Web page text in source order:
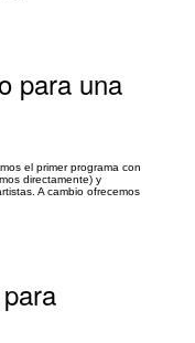
para una
el primer programa con
directamente) y
A cambio ofrecemos